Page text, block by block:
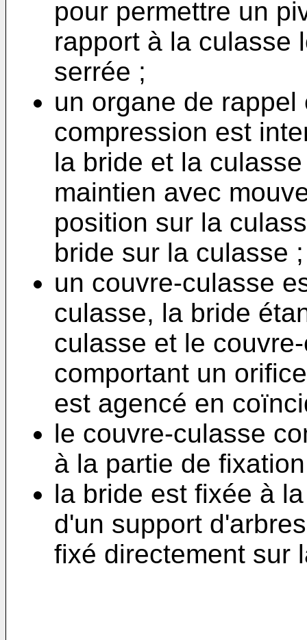
pour permettre un
rapport à la culasse
serrée ;
un organe de
compression est
la bride et la
maintien avec
position sur la
bride sur la culasse ;
un couvre-culasse
culasse, la bride
culasse et le
comportant un
est agencé en
le couvre-culasse
à la partie de
la bride est fixée à
d'un support
fixé directement sur